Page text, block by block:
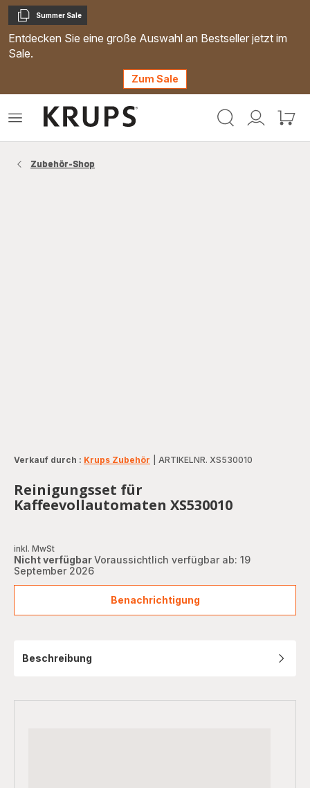
Kopieren
Summer Sale
Entdecken Sie eine große Auswahl an Bestseller jetzt im
Sale.
Zum Sale
Mein
Mein
Das
Zubehör-Shop
Verkauf durch : Krups Zubehör ARTIKELNR. XS530010
Reinigungsset für
Kaffeevollautomaten XS530010
inkl. MwSt
Nicht verfügbarVoraussichtlich verfügbar ab: 19
September 2026
Benachrichtigung
Reinigungsset
für
Beschreibung